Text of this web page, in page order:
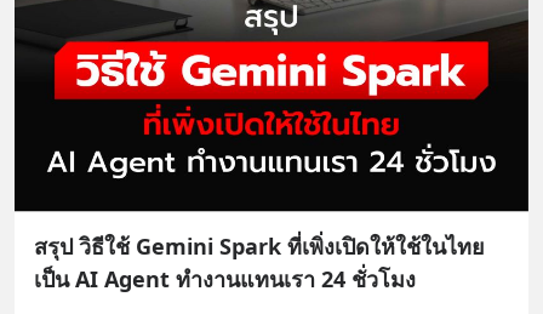
สรุป วิธีใช้ Gemini Spark ที่เพิ่งเปิดให้ใช้ในไทย
เป็น AI Agent ทำงานแทนเรา 24 ชั่วโมง